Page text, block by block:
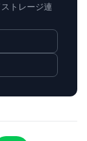
トレージ連